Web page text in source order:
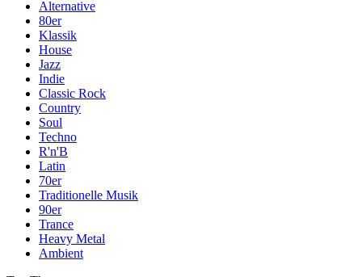
Alternative
80er
Klassik
House
Jazz
Indie
Classic Rock
Country
Soul
Techno
R'n'B
Latin
70er
Traditionelle Musik
90er
Trance
Heavy Metal
Ambient